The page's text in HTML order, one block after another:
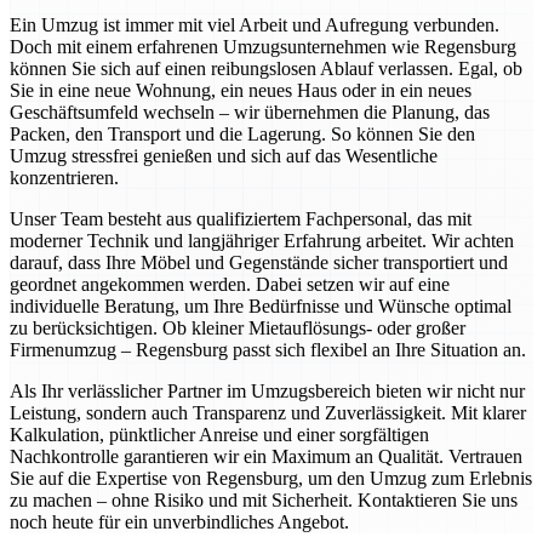
Ein Umzug ist immer mit viel Arbeit und Aufregung verbunden.
Doch mit einem erfahrenen Umzugsunternehmen wie Regensburg
können Sie sich auf einen reibungslosen Ablauf verlassen. Egal, ob
Sie in eine neue Wohnung, ein neues Haus oder in ein neues
Geschäftsumfeld wechseln – wir übernehmen die Planung, das
Packen, den Transport und die Lagerung. So können Sie den
Umzug stressfrei genießen und sich auf das Wesentliche
konzentrieren.
Unser Team besteht aus qualifiziertem Fachpersonal, das mit
moderner Technik und langjähriger Erfahrung arbeitet. Wir achten
darauf, dass Ihre Möbel und Gegenstände sicher transportiert und
geordnet angekommen werden. Dabei setzen wir auf eine
individuelle Beratung, um Ihre Bedürfnisse und Wünsche optimal
zu berücksichtigen. Ob kleiner Mietauflösungs- oder großer
Firmenumzug – Regensburg passt sich flexibel an Ihre Situation an.
Als Ihr verlässlicher Partner im Umzugsbereich bieten wir nicht nur
Leistung, sondern auch Transparenz und Zuverlässigkeit. Mit klarer
Kalkulation, pünktlicher Anreise und einer sorgfältigen
Nachkontrolle garantieren wir ein Maximum an Qualität. Vertrauen
Sie auf die Expertise von Regensburg, um den Umzug zum Erlebnis
zu machen – ohne Risiko und mit Sicherheit. Kontaktieren Sie uns
noch heute für ein unverbindliches Angebot.